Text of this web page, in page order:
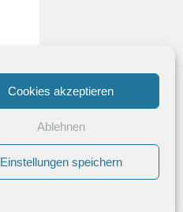
Cookies akzeptieren
Ablehnen
Einstellungen speichern